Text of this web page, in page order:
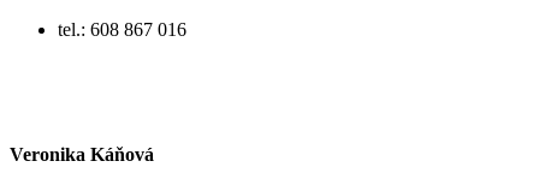
tel.: 608 867 016
Veronika Káňová